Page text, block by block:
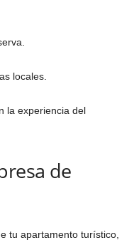
locales.
la experiencia del
de
tu apartamento turístico,